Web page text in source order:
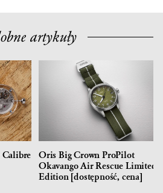
artykuły
Oris Big Crown ProPilot
Okavango Air Rescue Limited
Edition [dostępność, cena]